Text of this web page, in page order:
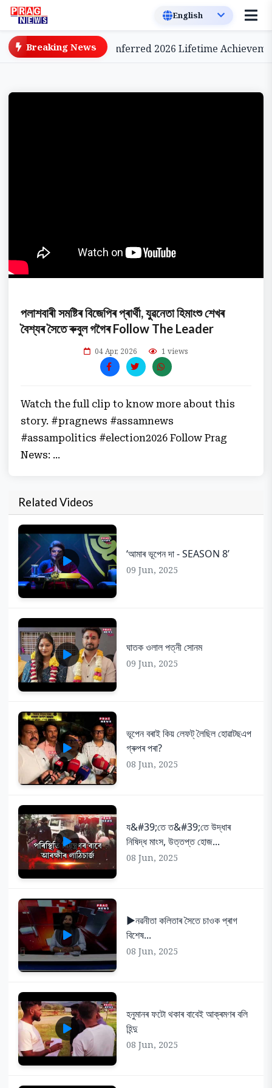
Breaking News
Cinema, to be Conferred 2026 Lifetime Achievement
পলাশবাৰী সমষ্টিৰ বিজেপিৰ প্ৰাৰ্থী, যুৱনেতা হিমাংশু শেখৰ
বৈশ্যৰ সৈতে ৰুবুল গগৈৰ Follow The Leader
04 Apr, 2026 1 views
Watch the full clip to know more about this
story. #pragnews #assamnews
#assampolitics #election2026 Follow Prag
News: ...
Related Videos
‘আমাৰ ভূপেন দা - SEASON 8’
09 Jun, 2025
ঘাতক ওলাল পত্নী সোনম
09 Jun, 2025
ভূপেন বৰাই কিয় লেফট্ লৈছিল হোৱাটছএপ
গ্ৰুপৰ পৰা?
08 Jun, 2025
য&#39;তে ত&#39;তে উদ্ধাৰ
নিষিদ্ধ মাংস, উত্তপ্ত হোজ...
08 Jun, 2025
▶️নৱনীতা কলিতাৰ সৈতে চাওক প্ৰাগ
বিশেষ...
08 Jun, 2025
হনুমানৰ ফটো থকাৰ বাবেই আক্ৰমণৰ বলি
হিন্দু
08 Jun, 2025